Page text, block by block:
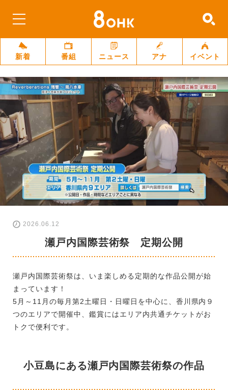
新着 番組 ニュース アナ イベント
2026.06.12
瀬戸内国際芸術祭 定期公開
瀬戸内国際芸術祭は、いま楽しめる定期的な作品公開が始
まっています！
5月～11月の毎月第2土曜日・日曜日を中心に、香川県内９
つのエリアで開催中、鑑賞にはエリア内共通チケットがお
トクで便利です。
小豆島にある瀬戸内国際芸術祭の作品